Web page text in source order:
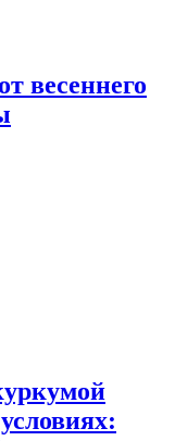
весеннего